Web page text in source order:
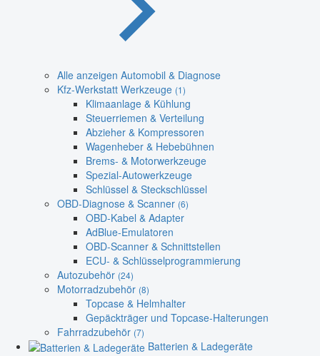
Alle anzeigen Automobil & Diagnose
Kfz-Werkstatt Werkzeuge (1)
Klimaanlage & Kühlung
Steuerriemen & Verteilung
Abzieher & Kompressoren
Wagenheber & Hebebühnen
Brems- & Motorwerkzeuge
Spezial-Autowerkzeuge
Schlüssel & Steckschlüssel
OBD-Diagnose & Scanner (6)
OBD-Kabel & Adapter
AdBlue-Emulatoren
OBD-Scanner & Schnittstellen
ECU- & Schlüsselprogrammierung
Autozubehör (24)
Motorradzubehör (8)
Topcase & Helmhalter
Gepäckträger und Topcase-Halterungen
Fahrradzubehör (7)
Batterien & Ladegeräte